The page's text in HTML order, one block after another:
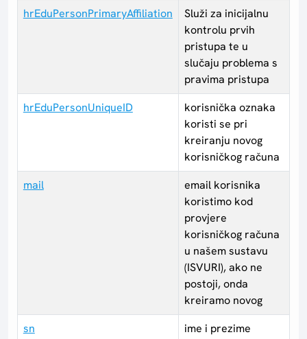
hrEduPersonPrimaryAffiliation
Služi za inicijalnu
kontrolu prvih
pristupa te u
slučaju problema s
pravima pristupa
hrEduPersonUniqueID
korisnička oznaka
koristi se pri
kreiranju novog
korisničkog računa
mail
email korisnika
koristimo kod
provjere
korisničkog računa
u našem sustavu
(ISVURI), ako ne
postoji, onda
kreiramo novog
sn
ime i prezime